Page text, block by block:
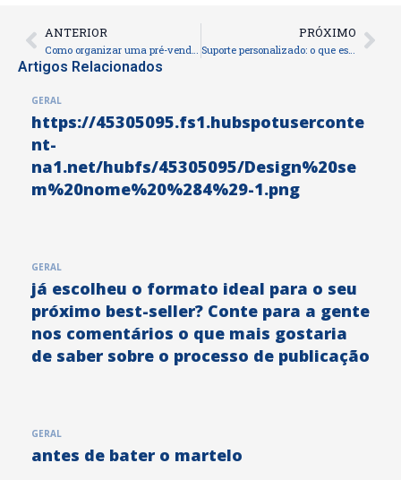
Prev
ANTERIOR PRÓXIMO
Suporte personalizado: o que esperar da Fábrica do Livro
Artigos Relacionados
GERAL
https://45305095.fs1.hubspotuserconte
nt-
na1.net/hubfs/45305095/Design%20se
m%20nome%20%284%29-1.png
GERAL
já escolheu o formato ideal para o seu
próximo best-seller? Conte para a gente
nos comentários o que mais gostaria
de saber sobre o processo de publicação
GERAL
antes de bater o martelo